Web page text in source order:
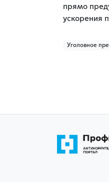
прямо
ускорения
Уголовное